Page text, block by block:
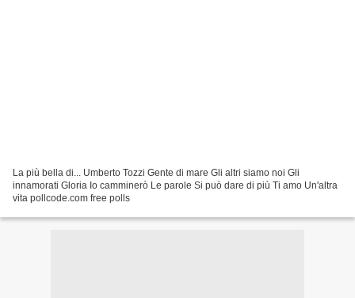
La più bella di... Umberto Tozzi Gente di mare Gli altri siamo noi Gli
innamorati Gloria Io camminerò Le parole Si può dare di più Ti amo Un'altra
vita pollcode.com free polls